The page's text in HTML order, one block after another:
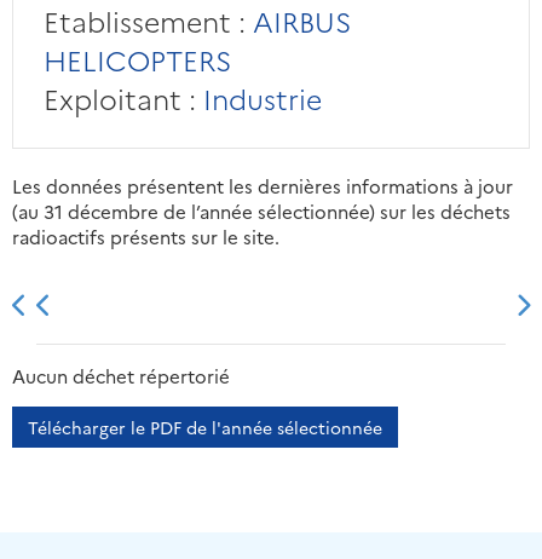
Etablissement : AIRBUS
HELICOPTERS
Exploitant : Industrie
Les données présentent les dernières informations à jour
(au 31 décembre de l’année sélectionnée) sur les déchets
radioactifs présents sur le site.
2013 2014
Aucun déchet répertorié
Télécharger le PDF de l'année sélectionnée